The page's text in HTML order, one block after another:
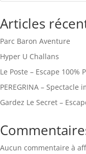
Articles
Parc Baron Aventure
Hyper U Challans
Le Poste – Escape 100%
PEREGRINA – Spectacle
Gardez Le Secret –
Aucun commentaire à